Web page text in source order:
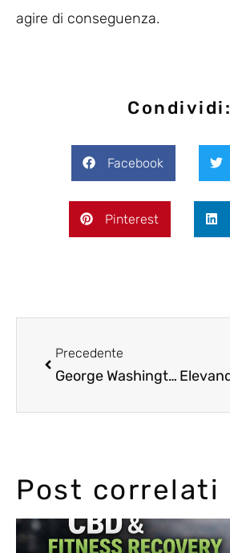
agire di conseguenza.
Condividi:
Facebook
Pinterest
Precedente
George Washington fumava marijuana?
Post correlati